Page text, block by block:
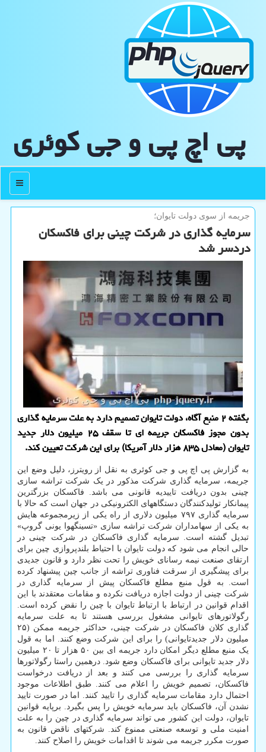
پی اچ پی و جی كوئری
منو
جریمه از سوی دولت تایوان؛
سرمایه گذاری در شرکت چینی برای فاکسکان
دردسر شد
بگفته ۲ منبع آگاه، دولت تایوان تصمیم دارد به علت سرمایه گذاری
بدون مجوز فاکسکان جریمه ای تا سقف ۲۵ میلیون دلار جدید
تایوان (معادل ۸۳۵ هزار دلار آمریکا) برای این شرکت تعیین کند.
به گزارش پی اچ پی و جی کوئری به نقل از رویترز، دلیل وضع این
جریمه، سرمایه گذاری شرکت مذکور در یک شرکت تراشه سازی
چینی بدون دریافت تاییدیه قانونی می باشد. فاکسکان بزرگترین
پیمانکار تولیدکنندگان دستگاههای الکترونیکی در جهان است که حالا با
سرمایه گذاری ۷۹۷ میلیون دلاری از راه یکی از زیرمجموعه هایش
به یکی از سهامداران شرکت تراشه سازی «تسینگهوا یونی گروپ»
تبدیل گشته است. سرمایه گذاری فاکسکان در شرکت چینی در
حالی انجام می شود که دولت تایوان با احتیاط بلندپروازی چین برای
ارتقای صنعت نیمه رسانای خویش را تحت نظر دارد و قانون جدیدی
برای پیشگیری از سرقت فناوری تراشه از جانب چین پیشنهاد کرده
است. به قول منبع مطلع فاکسکان پیش از سرمایه گذاری در
شرکت چینی از دولت اجازه دریافت نکرده و مقامات معتقدند با این
اقدام قوانین در ارتباط با ارتباط تایوان با چین را نقض کرده است.
رگولاتورهای تایوانی مشغول بررسی هستند تا به علت سرمایه
گذاری کلان فاکسکان در شرکت چینی، حداکثر جریمه ممکن (۲۵
میلیون دلار جدیدتایوانی) را برای این شرکت وضع کنند. اما به قول
یک منبع مطلع دیگر امکان دارد جریمه ای بین ۵۰ هزار تا ۲۰ میلیون
دلار جدید تایوانی برای فاکسکان وضع شود. درهمین راستا رگولاتورها
سرمایه گذاری را بررسی می کنند و بعد از دریافت درخواست
فاکسکان، تصمیم خویش را اعلام می کنند. طبق اطلاعات موجود
احتمال دارد مقامات سرمایه گذاری را تایید کنند. اما در صورت تایید
نشدن آن، فاکسکان باید سرمایه خویش را پس بگیرد. برپایه قوانین
تایوان، دولت این کشور می تواند سرمایه گذاری در چین را به علت
امنیت ملی و توسعه صنعتی ممنوع کند. شرکتهای ناقض قانون به
صورت مکرر جریمه می شوند تا اقدامات خویش را اصلاح کنند.